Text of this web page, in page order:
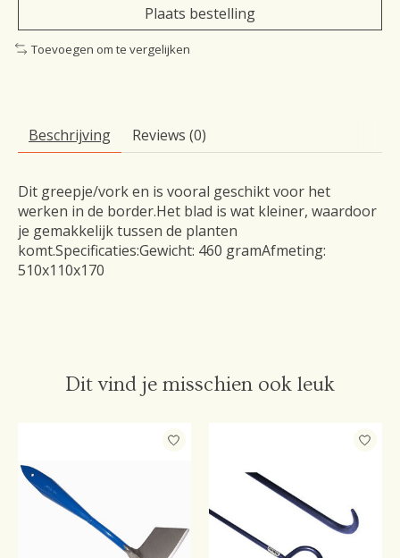
Plaats bestelling
Toevoegen om te vergelijken
Beschrijving Reviews (0)
Dit greepje/vork en is vooral geschikt voor het
werken in de border.Het blad is wat kleiner, waardoor
je gemakkelijk tussen de planten
komt.Specificaties:Gewicht: 460 gramAfmeting:
510x110x170
Dit vind je misschien ook leuk
Items van productcarrousel